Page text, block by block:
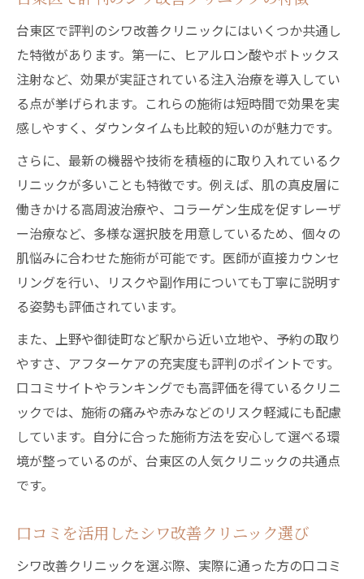
台東区で評判のシワ改善クリニックにはいくつか共通し
た特徴があります。第一に、ヒアルロン酸やボトックス
注射など、効果が実証されている注入治療を導入してい
る点が挙げられます。これらの施術は短時間で効果を実
感しやすく、ダウンタイムも比較的短いのが魅力です。
さらに、最新の機器や技術を積極的に取り入れているク
リニックが多いことも特徴です。例えば、肌の真皮層に
働きかける高周波治療や、コラーゲン生成を促すレーザ
ー治療など、多様な選択肢を用意しているため、個々の
肌悩みに合わせた施術が可能です。医師が直接カウンセ
リングを行い、リスクや副作用についても丁寧に説明す
る姿勢も評価されています。
また、上野や御徒町など駅から近い立地や、予約の取り
やすさ、アフターケアの充実度も評判のポイントです。
口コミサイトやランキングでも高評価を得ているクリニ
ックでは、施術の痛みや赤みなどのリスク軽減にも配慮
しています。自分に合った施術方法を安心して選べる環
境が整っているのが、台東区の人気クリニックの共通点
です。
口コミを活用したシワ改善クリニック選び
シワ改善クリニックを選ぶ際、実際に通った方の口コミ